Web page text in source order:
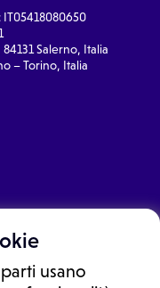
usano
IT05418080650
Salerno, Italia
– Torino, Italia